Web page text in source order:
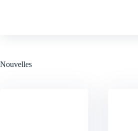
Nouvelles